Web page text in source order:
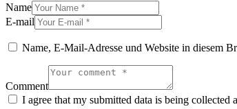
Name
E-mail
Name, E-Mail-Adresse und Website in diesem
Comment
I agree that my submitted data is being collected